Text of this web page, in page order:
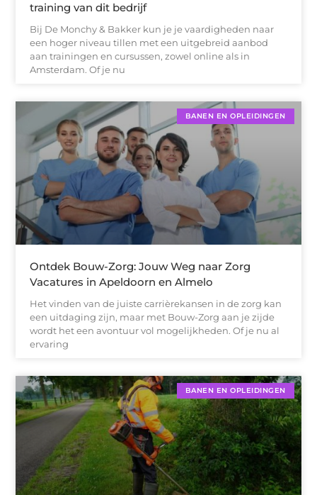
training van dit bedrijf
Bij De Monchy & Bakker kun je je vaardigheden naar
een hoger niveau tillen met een uitgebreid aanbod
aan trainingen en cursussen, zowel online als in
Amsterdam. Of je nu
BANEN EN OPLEIDINGEN
Ontdek Bouw-Zorg: Jouw Weg naar Zorg
Vacatures in Apeldoorn en Almelo
Het vinden van de juiste carrièrekansen in de zorg kan
een uitdaging zijn, maar met Bouw-Zorg aan je zijde
wordt het een avontuur vol mogelijkheden. Of je nu al
ervaring
BANEN EN OPLEIDINGEN